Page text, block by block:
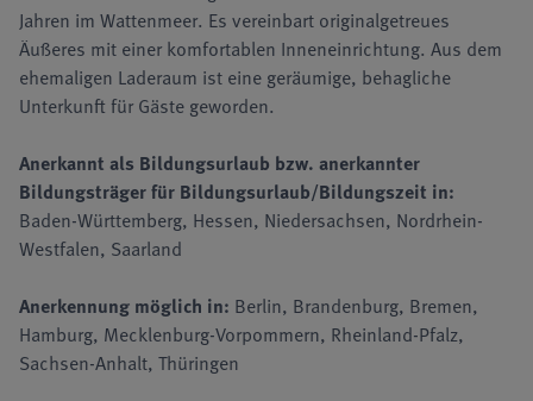
Jahren im Wattenmeer. Es vereinbart original­getreues
Äußeres mit einer kom­fortablen Innenein­richtung. Aus dem
ehemaligen Laderaum ist eine geräu­mige, behagliche
Unterkunft für Gäste geworden.
Anerkannt als Bildungsurlaub bzw. anerkannter
Bildungsträger für Bildungsurlaub/Bildungszeit in:
Baden-Württemberg, Hessen, Niedersachsen, Nordrhein-
Westfalen, Saarland
Anerkennung möglich in: Berlin, Brandenburg, Bremen,
Hamburg, Mecklenburg-Vorpommern, Rheinland-Pfalz,
Sachsen-Anhalt, Thüringen